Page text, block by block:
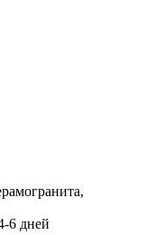
6 дней